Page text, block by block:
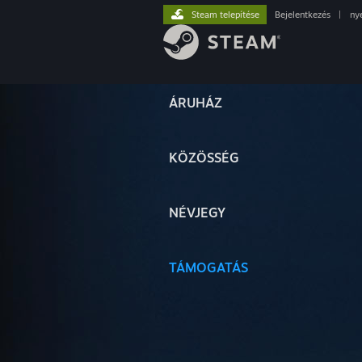
ÁRUHÁZ
KÖZÖSSÉG
NÉVJEGY
TÁMOGATÁS
Steam telepítése Bejelentkezés